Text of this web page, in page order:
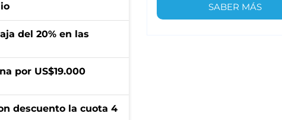
del 20% en las
por US$19.000
descuento la cuota 4
SABER MÁS